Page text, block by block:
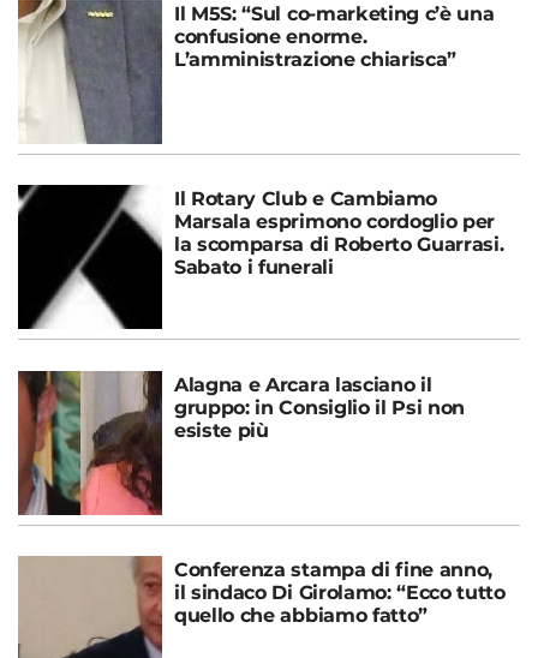
Il M5S: “Sul co-marketing c’è una
confusione enorme.
L’amministrazione chiarisca”
Il Rotary Club e Cambiamo
Marsala esprimono cordoglio per
la scomparsa di Roberto Guarrasi.
Sabato i funerali
Alagna e Arcara lasciano il
gruppo: in Consiglio il Psi non
esiste più
Conferenza stampa di fine anno,
il sindaco Di Girolamo: “Ecco tutto
quello che abbiamo fatto”